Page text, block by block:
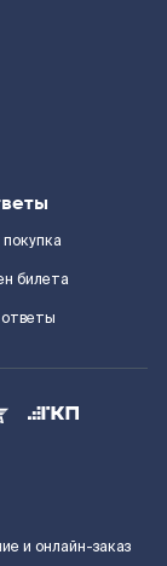
билета
и онлайн-заказ